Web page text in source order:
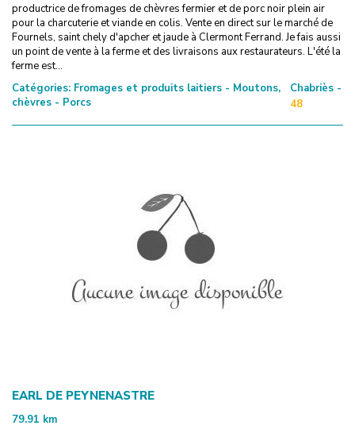
productrice de fromages de chèvres fermier et de porc noir plein air
pour la charcuterie et viande en colis. Vente en direct sur le marché de
Fournels, saint chely d'apcher et jaude à Clermont Ferrand. Je fais aussi
un point de vente à la ferme et des livraisons aux restaurateurs. L'été la
ferme est...
Catégories: Fromages et produits laitiers - Moutons,
chèvres - Porcs
Chabriès -
48
EARL DE PEYNENASTRE
79.91 km